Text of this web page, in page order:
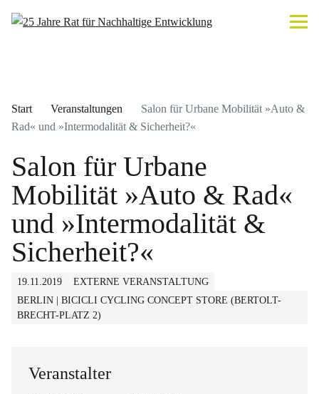
Start Veranstaltungen
Salon für Urbane Mobilität »Auto &
Rad« und »Intermodalität & Sicherheit?«
Salon für Urbane
Mobilität »Auto & Rad«
und »Intermodalität &
Sicherheit?«
19.11.2019
EXTERNE VERANSTALTUNG
BERLIN | BICICLI CYCLING CONCEPT STORE (BERTOLT-
BRECHT-PLATZ 2)
Veranstalter